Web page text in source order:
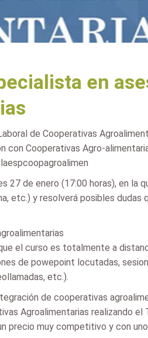
en
de Cooperativas
con Cooperativas Agro-
27 de enero (17:00 horas), en la
etc.) y resolverá posibles dudas
el curso es totalmente a
de powepoint locutadas,
etc.).
de cooperativas
Agroalimentarias realizando el
muy competitivo y con